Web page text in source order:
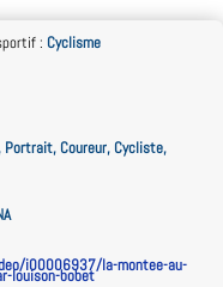
: Cyclisme
Portrait, Coureur, Cycliste,
i00006937/la-montee-au-
louison-bobet